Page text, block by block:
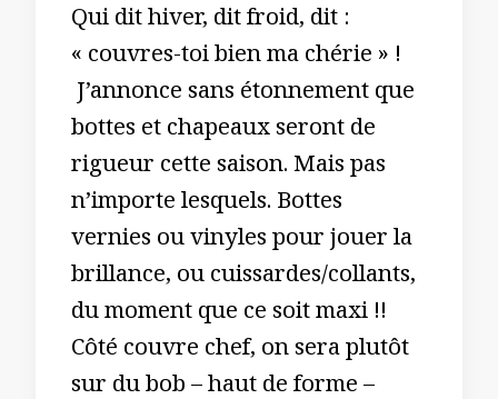
Qui dit hiver, dit froid, dit :
« couvres-toi bien ma chérie » !
J’annonce sans étonnement que
bottes et chapeaux seront de
rigueur cette saison. Mais pas
n’importe lesquels. Bottes
vernies ou vinyles pour jouer la
brillance, ou cuissardes/collants,
du moment que ce soit maxi !!
Côté couvre chef, on sera plutôt
sur du bob – haut de forme –